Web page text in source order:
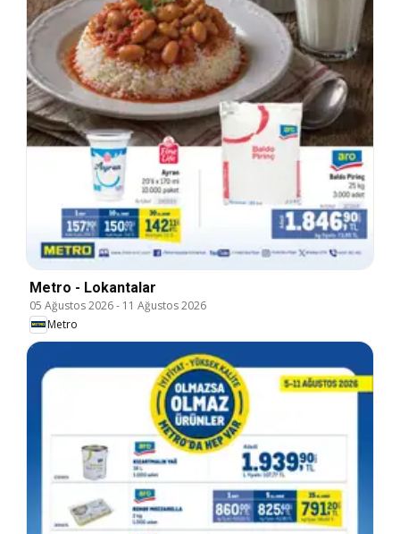
Metro - Lokantalar
05 Ağustos 2026- 11 Ağustos 2026
Metro